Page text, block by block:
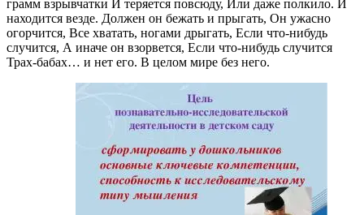
грамм взрывчатки И теряется повсюду, Или даже полкило. И
находится везде. Должен он бежать и прыгать, Он ужасно
огорчится, Все хватать, ногами дрыгать, Если что-нибудь
случится, А иначе он взорвется, Если что-нибудь случится
Трах-бабах… и нет его. В целом мире без него.